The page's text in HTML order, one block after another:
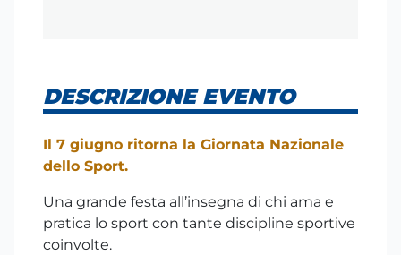
DESCRIZIONE EVENTO
Il 7 giugno ritorna la Giornata Nazionale
dello Sport.
Una grande festa all’insegna di chi ama e
pratica lo sport con tante discipline sportive
coinvolte.